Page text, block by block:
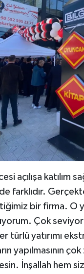
açılışa katılım
farklıdır.
bir firma. O
Çok
türlü yatırımı
yapılmasının
İnşallah hem